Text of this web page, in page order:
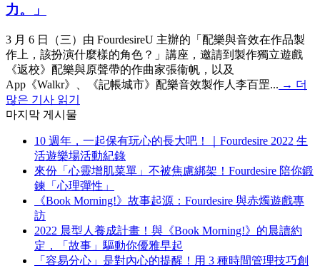
力。」
3 月 6 日（三）由 FourdesireU 主辦的「配樂與音效在作品製
作上，該扮演什麼樣的角色？」講座，邀請到製作獨立遊戲
《返校》配樂與原聲帶的作曲家張衞帆，以及
App《Walkr》、《記帳城市》配樂音效製作人李百罡... → 더
많은 기사 읽기
마지막 게시물
10 週年，一起保有玩心的長大吧！｜Fourdesire 2022 生
活遊樂場活動紀錄
來份「心靈增肌菜單」不被焦慮綁架！Fourdesire 陪你鍛
鍊「心理彈性」
《Book Morning!》故事起源：Fourdesire 與赤燭遊戲專
訪
2022 晨型人養成計畫！與《Book Morning!》的晨讀約
定，「故事」驅動你優雅早起
「容易分心」是對內心的提醒！用 3 種時間管理技巧創